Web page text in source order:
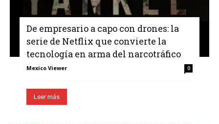
De empresario a capo con drones: la
serie de Netflix que convierte la
tecnología en arma del narcotráfico
Mexico Viewer 0
Leer más